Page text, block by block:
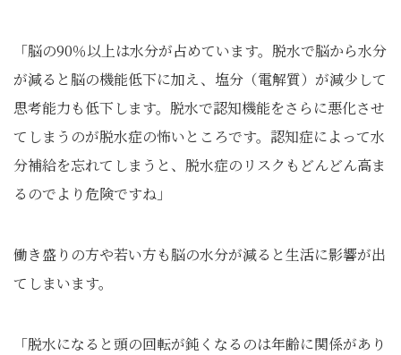
「脳の90％以上は水分が占めています。脱水で脳から水分
が減ると脳の機能低下に加え、塩分（電解質）が減少して
思考能力も低下します。脱水で認知機能をさらに悪化させ
てしまうのが脱水症の怖いところです。認知症によって水
分補給を忘れてしまうと、脱水症のリスクもどんどん高ま
るのでより危険ですね」
働き盛りの方や若い方も脳の水分が減ると生活に影響が出
てしまいます。
「脱水になると頭の回転が鈍くなるのは年齢に関係があり